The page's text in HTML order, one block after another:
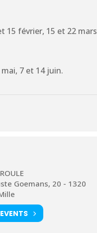
15 février, 15 et 22 mars
7 et 14 juin.
Goemans, 20 - 1320